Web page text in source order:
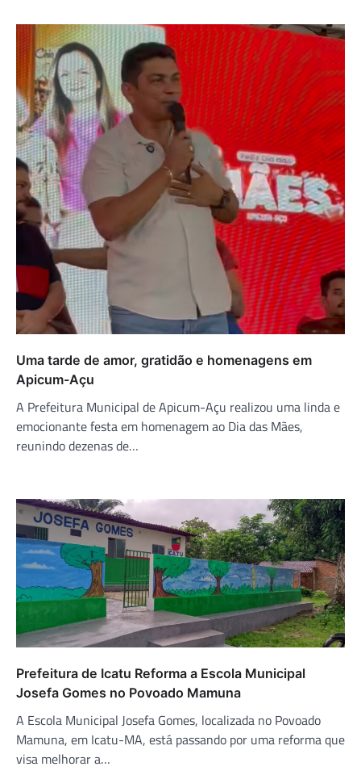
Uma tarde de amor, gratidão e homenagens em
Apicum-Açu
A Prefeitura Municipal de Apicum-Açu realizou uma linda e
emocionante festa em homenagem ao Dia das Mães,
reunindo dezenas de…
Prefeitura de Icatu Reforma a Escola Municipal
Josefa Gomes no Povoado Mamuna
A Escola Municipal Josefa Gomes, localizada no Povoado
Mamuna, em Icatu-MA, está passando por uma reforma que
visa melhorar a…